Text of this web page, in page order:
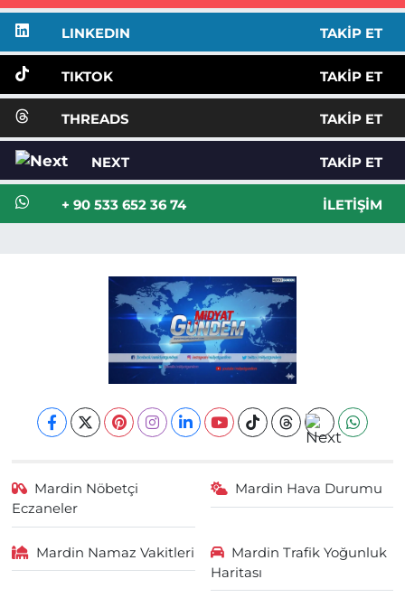
LINKEDIN TAKIP ET
TIKTOK TAKIP ET
THREADS TAKIP ET
NEXT TAKIP ET
+ 90 533 652 36 74 İLETIŞIM
Mardin Nöbetçi
Eczaneler
Mardin Hava Durumu
Mardin Namaz Vakitleri
Mardin Trafik Yoğunluk
Haritası